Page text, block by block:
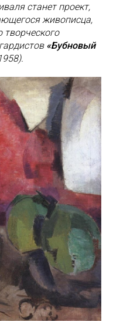
станет проект,
живописца,
творческого
«Бубновый